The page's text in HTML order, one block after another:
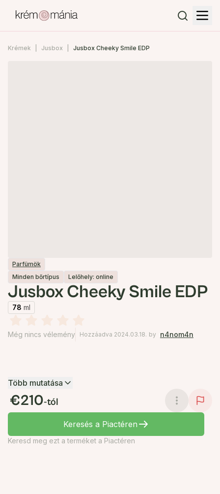
Krémek Jusbox Jusbox Cheeky Smile EDP
Parfümök
Minden bőrtípus
Lelőhely: online
Jusbox Cheeky Smile EDP
78 ml
Még nincs vélemény Hozzáadva 2024.03.18. by n4nom4n
Több mutatása
€210-tól
Keresés a Piactéren
Keresd meg ezt a terméket a Piactéren